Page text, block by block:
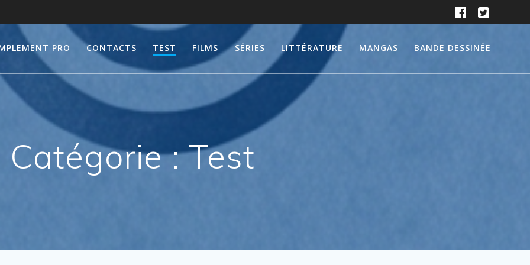
PRO CONTACTS TEST FILMS SÉRIES LITTÉRATURE MANGAS BANDE DESSINÉE
Catégorie :Test